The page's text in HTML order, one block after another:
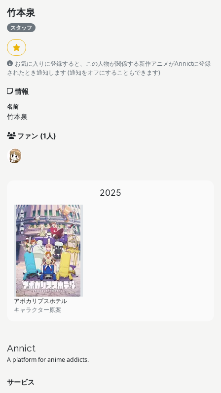
竹本泉
スタッフ
お気に入りに登録すると、この人物が関係する新作アニメがAnnictに登録
されたとき通知します (通知をオフにすることもできます)
情報
名前
竹本泉
ファン (1人)
2025
アポカリプスホテル
キャラクター原案
Annict
A platform for anime addicts.
サービス